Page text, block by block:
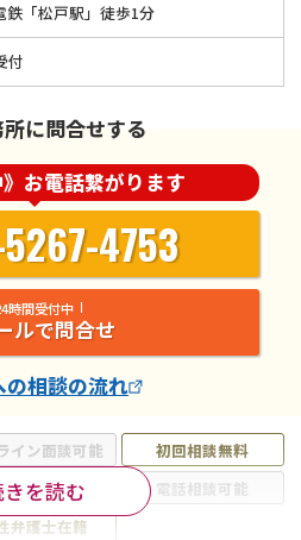
イン面談可能
初回相談無料
以降電話可能
電話相談可能
弁護士在籍
を読む
鉄「松戸駅」徒歩1分
付
に問合せする
》お電話繋がります
4753
時間受付中
ルで問合せ
の相談の流れ